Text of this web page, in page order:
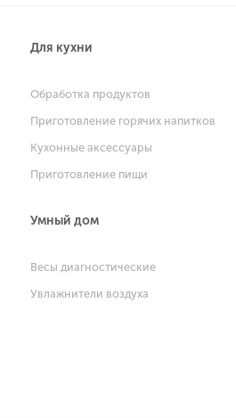
Для кухни
Обработка продуктов
Приготовление горячих напитков
Кухонные аксессуары
Приготовление пищи
Умный дом
Весы диагностические
Увлажнители воздуха